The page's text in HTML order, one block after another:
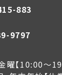
883
9797
曜【10:00～